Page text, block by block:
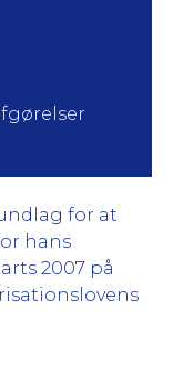
for at
hans
2007 på